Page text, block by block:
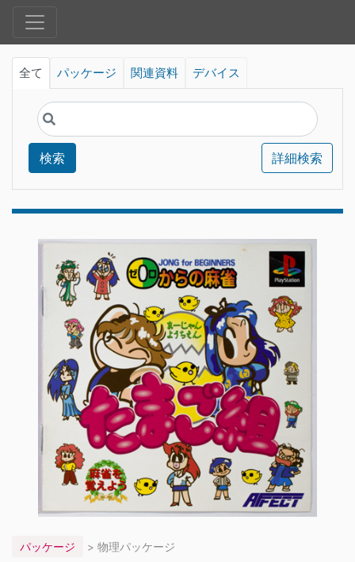
全て パッケージ 関連資料 デバイス
検索 詳細検索
パッケージ > 物理パッケージ